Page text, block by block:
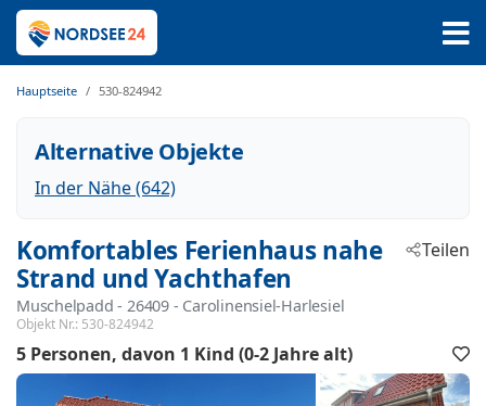
Hauptseite 530-824942
Alternative Objekte
In der Nähe (642)
Komfortables Ferienhaus nahe
Strand und Yachthafen
Muschelpadd - 26409 - Carolinensiel-Harlesiel
Objekt Nr.: 530-824942
Teilen
5 Personen davon 1 Kind (0-2 Jahre alt)